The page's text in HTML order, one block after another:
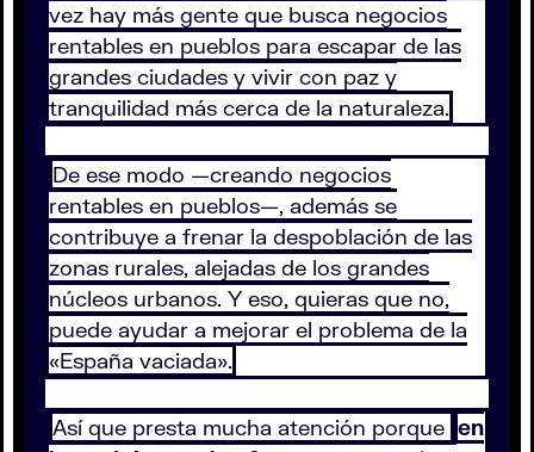
vez hay más gente que busca negocios
rentables en pueblos para escapar de las
grandes ciudades y vivir con paz y
tranquilidad más cerca de la naturaleza.
De ese modo —creando negocios
rentables en pueblos—, además se
contribuye a frenar la despoblación de las
zonas rurales, alejadas de los grandes
núcleos urbanos. Y eso, quieras que no,
puede ayudar a mejorar el problema de la
«España vaciada».
Así que presta mucha atención porque en